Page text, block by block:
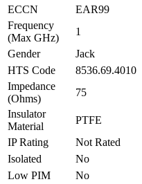
ECCN
EAR99
Frequency
(Max GHz)
1
Gender
Jack
HTS Code
8536.69.4010
Impedance
(Ohms)
75
Insulator
Material
PTFE
IP Rating
Not Rated
Isolated
No
Low PIM
No